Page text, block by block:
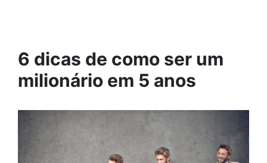
6 dicas de como ser um
milionário em 5 anos